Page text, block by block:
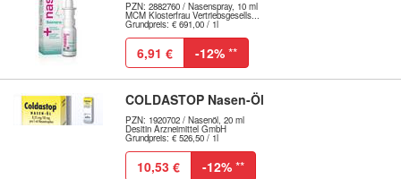
PZN: 2882760 / Nasenspray, 10 ml
MCM Klosterfrau Vertriebsgesells...
Grundpreis: € 691,00 / 1l
6,91 € -12% **
COLDASTOP Nasen-Öl
PZN: 1920702 / Nasenöl, 20 ml
Desitin Arzneimittel GmbH
Grundpreis: € 526,50 / 1l
10,53 € -12% **